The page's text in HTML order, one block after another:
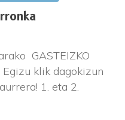
GASTEIZKO
Egizu klik dagokizun
1. eta 2.